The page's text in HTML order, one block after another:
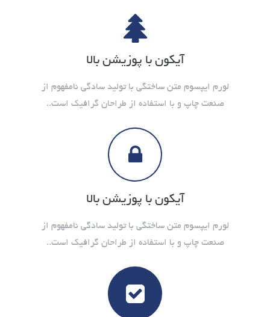
آیکون با پوزیشن بالا
لورم ایپسوم متن ساختگی با تولید سادگی نامفهوم از
صنعت چاپ و با استفاده از طراحان گرافیک است..
آیکون با پوزیشن بالا
لورم ایپسوم متن ساختگی با تولید سادگی نامفهوم از
صنعت چاپ و با استفاده از طراحان گرافیک است..